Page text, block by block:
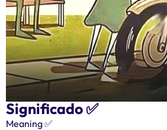
Significado ✅️
Meaning ✅️